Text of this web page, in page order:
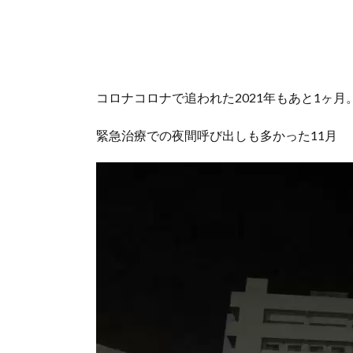
コロナコロナで追われた2021年もあと1ヶ月
緊急治療での夜間呼び出しも多かった11月